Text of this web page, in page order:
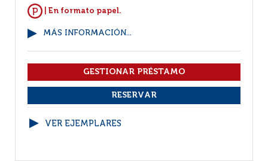
| En formato papel.
MÁS INFORMACIÓN...
VER EJEMPLARES